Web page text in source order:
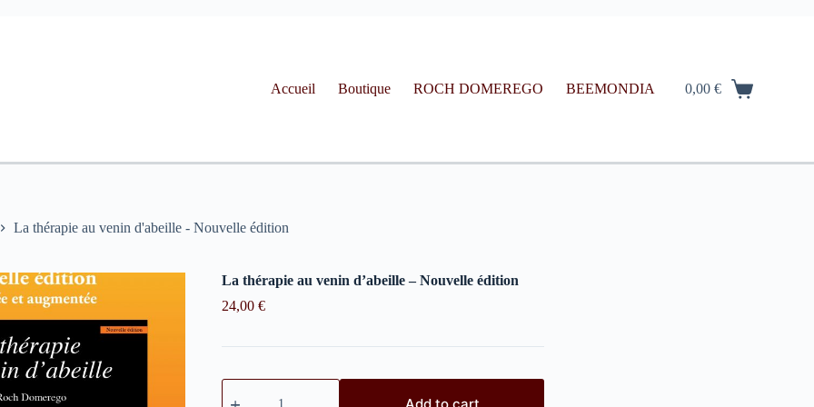
Accueil Boutique ROCH DOMEREGO BEEMONDIA 0,00 €
La thérapie au venin d'abeille - Nouvelle édition
La thérapie au venin d’abeille – Nouvelle édition
24,00 €